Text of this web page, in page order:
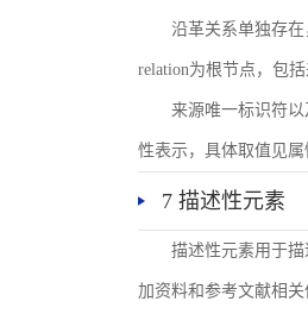
沿革关系单独存
relation为根节点，包
来源唯一标识符以
性表示，具体取值见属
7 描述性元素
描述性元素用于
加资料和参考文献相